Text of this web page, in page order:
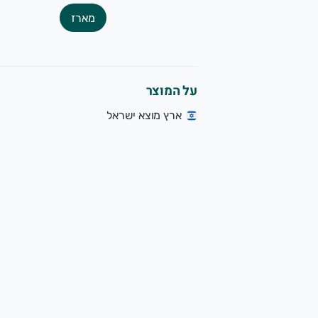
מארז
על המוצר
ארץ מוצא ישראל